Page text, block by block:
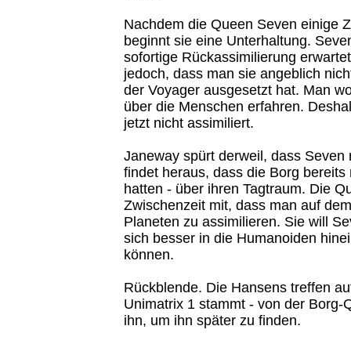
Nachdem die Queen Seven einige
beginnt sie eine Unterhaltung.
sofortige Rückassimilierung
jedoch, dass man sie angeblich
der Voyager ausgesetzt hat. Man
über die Menschen erfahren.
jetzt nicht assimiliert.
Janeway spürt derweil, dass Seven
findet heraus, dass die Borg bereits
hatten - über ihren Tagtraum. Die
Zwischenzeit mit, dass man auf
Planeten zu assimilieren. Sie will
sich besser in die Humanoiden
können.
Rückblende. Die Hansens treffen
Unimatrix 1 stammt - von der Borg-
ihn, um ihn später zu finden.